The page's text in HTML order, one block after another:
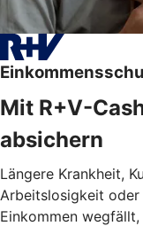
Mit R+V-
absichern
Längere Krankheit,
Arbeitslosigkeit
Einkommen